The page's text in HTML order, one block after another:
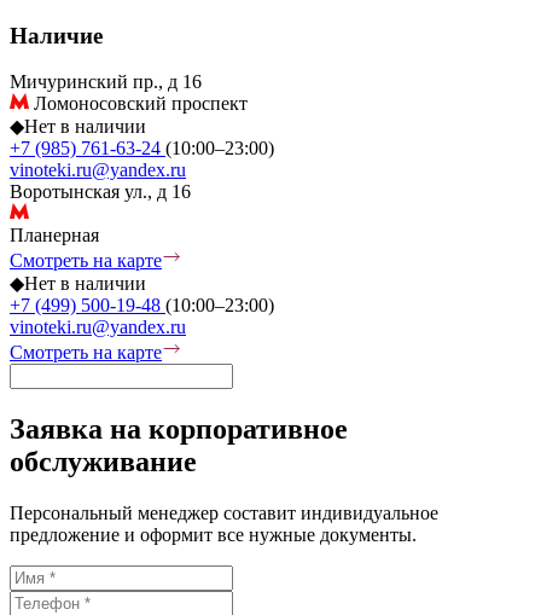
Наличие
Мичуринский пр., д 16
Ломоносовский проспект
◆Нет в наличии
+7 (985) 761-63-24 (10:00–23:00)
vinoteki.ru@yandex.ru
Воротынская ул., д 16
Планерная
Смотреть на карте
◆Нет в наличии
+7 (499) 500-19-48 (10:00–23:00)
vinoteki.ru@yandex.ru
Смотреть на карте
Заявка на корпоративное
обслуживание
Персональный менеджер составит индивидуальное
предложение и оформит все нужные документы.